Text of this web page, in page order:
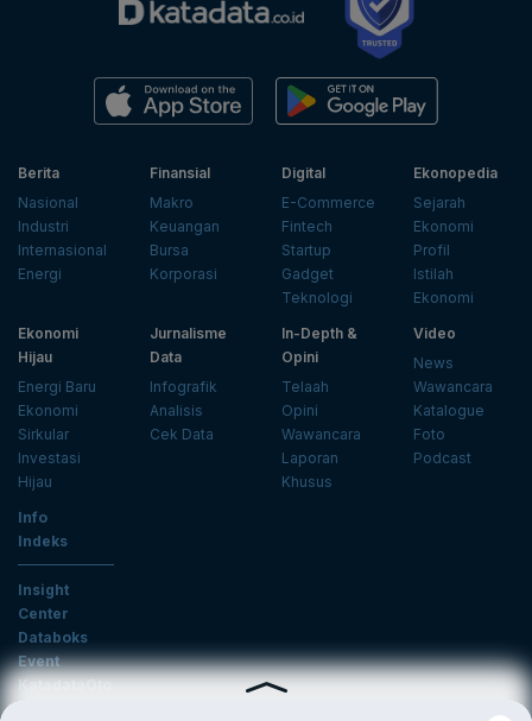
Berita
Nasional
Industri
Internasional
Energi
Finansial
Makro
Keuangan
Bursa
Korporasi
Digital
E-Commerce
Fintech
Startup
Gadget
Teknologi
Ekonopedia
Sejarah
Ekonomi
Profil
Istilah
Ekonomi
Ekonomi
Hijau
Energi Baru
Ekonomi
Sirkular
Investasi
Hijau
Jurnalisme
Data
Infografik
Analisis
Cek Data
In-Depth &
Opini
Telaah
Opini
Wawancara
Laporan
Khusus
Video
News
Wawancara
Katalogue
Foto
Podcast
Info
Indeks
Insight
Center
Databoks
Event
KatadataOto